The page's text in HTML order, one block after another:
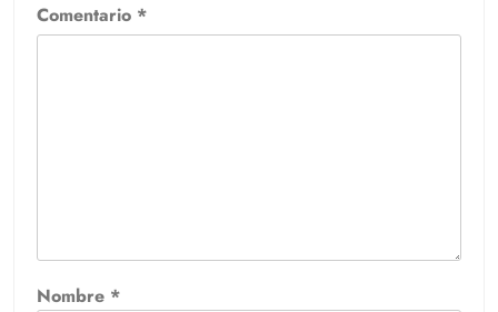
Comentario *
Nombre *